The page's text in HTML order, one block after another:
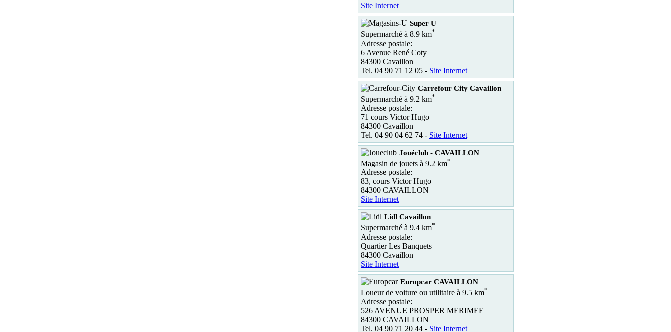
Site Internet
Super U
Supermarché à 8.9 km*
Adresse postale:
6 Avenue René Coty
84300 Cavaillon
Tel. 04 90 71 12 05 - Site Internet
Carrefour City Cavaillon
Supermarché à 9.2 km*
Adresse postale:
71 cours Victor Hugo
84300 Cavaillon
Tel. 04 90 04 62 74 - Site Internet
Jouéclub - CAVAILLON
Magasin de jouets à 9.2 km*
Adresse postale:
83, cours Victor Hugo
84300 CAVAILLON
Site Internet
Lidl Cavaillon
Supermarché à 9.4 km*
Adresse postale:
Quartier Les Banquets
84300 Cavaillon
Site Internet
Europcar CAVAILLON
Loueur de voiture ou utilitaire à 9.5 km*
Adresse postale:
526 AVENUE PROSPER MERIMEE
84300 CAVAILLON
Tel. 04 90 71 20 44 - Site Internet